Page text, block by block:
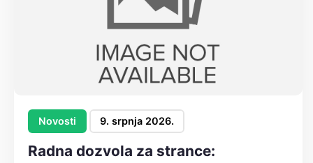
Novosti 9. srpnja 2026.
Radna dozvola za strance: